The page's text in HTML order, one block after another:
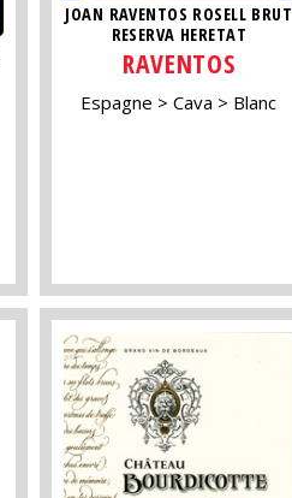
JOAN RAVENTOS ROSELL BRUT
RESERVA HERETAT
RAVENTOS
Espagne Cava Blanc